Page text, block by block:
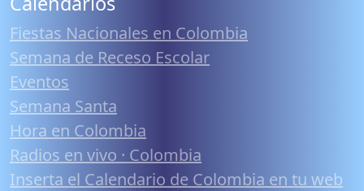
Fiestas Nacionales en Colombia
Semana de Receso Escolar
Eventos
Semana Santa
Hora en Colombia
Radios en vivo · Colombia
Inserta el Calendario de Colombia en tu web